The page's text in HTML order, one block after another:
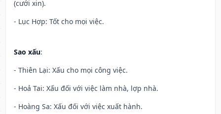
(cưới xin).
- Lục Hợp: Tốt cho mọi việc.
Sao xấu:
- Thiên Lại: Xấu cho mọi công việc.
- Hoả Tai: Xấu đối với việc làm nhà, lợp nhà.
- Hoàng Sa: Xấu đối với việc xuất hành.